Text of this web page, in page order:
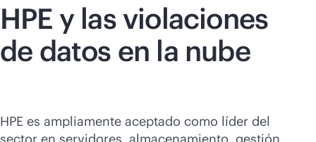
HPE y las violaciones
de datos en la nube
HPE es ampliamente aceptado como líder del